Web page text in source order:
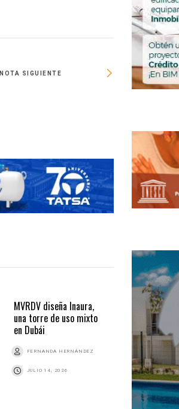
NOTA SIGUIENTE
MVRDV diseña Inaura,
una torre de uso mixto
en Dubái
FERNANDA HERNÁNDEZ
JULIO 14, 2026
ARQUITECTURA